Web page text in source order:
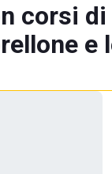
corsi
e